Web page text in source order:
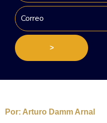
>
Por: Arturo Damm Arnal